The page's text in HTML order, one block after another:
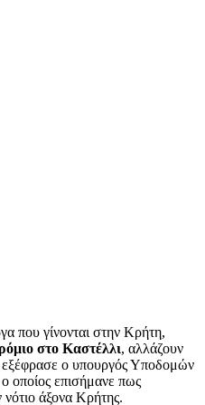
που γίνονται στην Κρήτη,
στο Καστέλλι, αλλάζουν
ο υπουργός Υποδομών
οποίος επισήμανε πως
νότιο άξονα Κρήτης.